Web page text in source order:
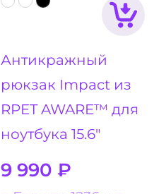
Антикражный
рюкзак Impact из
RPET AWARE™ для
ноутбука 15.6"
9 990 ₽